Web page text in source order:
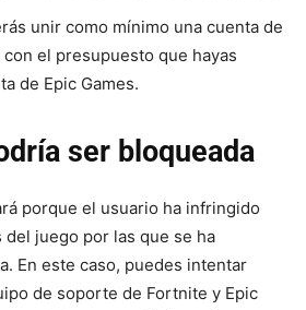
unir como mínimo una cuenta de
el presupuesto que hayas
de Epic Games.
ser bloqueada
porque el usuario ha infringido
del juego por las que se ha
En este caso, puedes intentar
de soporte de Fortnite y Epic